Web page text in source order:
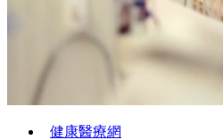
健康醫療網